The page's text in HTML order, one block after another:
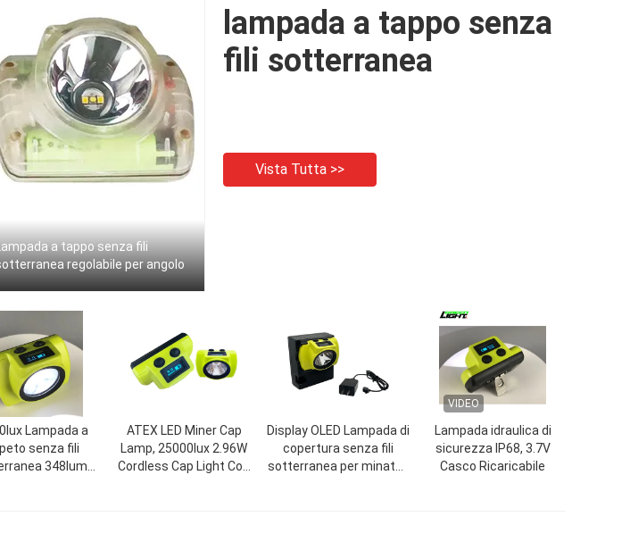
Lampada a tappo senza fili
regolabile per angolo
lampada a tappo senza
fili sotterranea
Vista Tutta >>
Lampada a
senza fili
348lum
ATEX LED Miner Cap
Lamp, 25000lux 2.96W
Cordless Cap Light Con
Display OLED Lampada di
copertura senza fili
sotterranea per minatori
VIDEO
Lampada idraulica di
sicurezza IP68, 3.7V
Casco Ricaricabile